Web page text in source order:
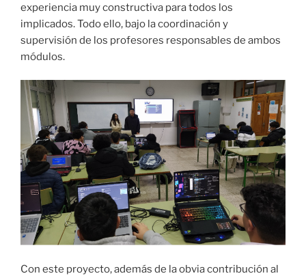
experiencia muy constructiva para todos los
implicados. Todo ello, bajo la coordinación y
supervisión de los profesores responsables de ambos
módulos.
Con este proyecto, además de la obvia contribución al